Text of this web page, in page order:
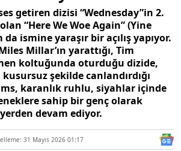
getiren dizisi “Wednesday”in 2.
“Here We Woe Again” (Yine
ismine yaraşır bir açılış yapıyor.
Millar’ın yarattığı, Tim
koltuğunda oturduğu dizide,
kusursuz şekilde canlandırdığı
karanlık ruhlu, siyahlar içinde
sahip bir genç olarak
devam ediyor.
31 Mayıs 2026 01:17